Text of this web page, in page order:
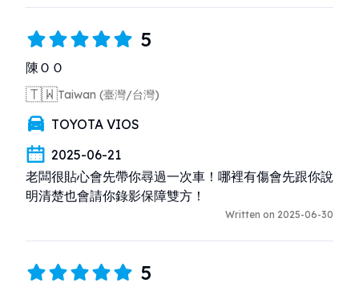
5
陳ＯＯ
🇹🇼Taiwan (臺灣/台灣)
TOYOTA VIOS
2025-06-21
老闆很貼心會先帶你尋過一次車！哪裡有傷會先跟你說
明清楚也會請你錄影保障雙方！
Written on 2025-06-30
5